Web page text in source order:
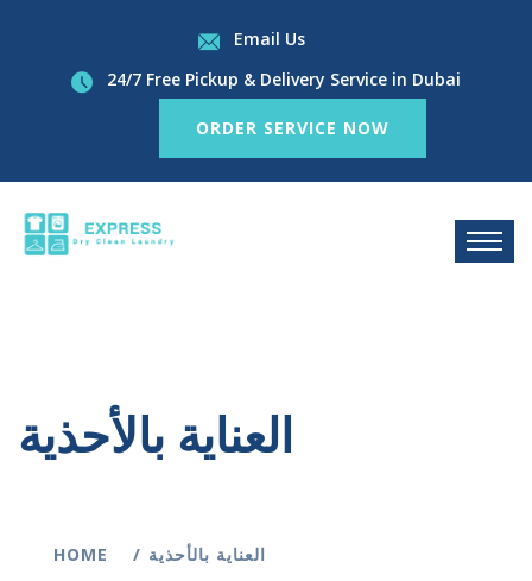
Email Us
24/7 Free Pickup & Delivery Service in Dubai
ORDER SERVICE NOW
العناية بالأحذية
HOME العناية بالأحذية